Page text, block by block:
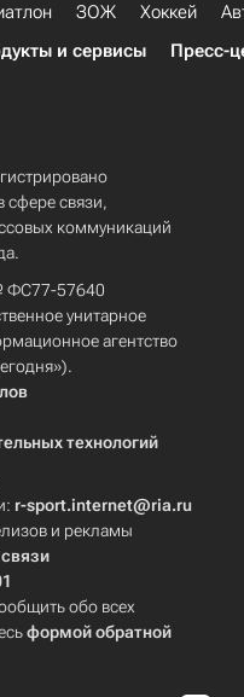
ЗОЖ Хоккей
и сервисы Пресс-
сфере связи,
коммуникаций
ФС77-57640
унитарное
агентство
технологий
r-sport.internet@ria.ru
и рекламы
обо всех
формой обратной